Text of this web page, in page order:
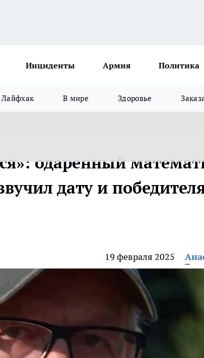
Инциденты Армия Политика
Лайфхак В мире Здоровье
одаренный
дату и
19 февраля 2025